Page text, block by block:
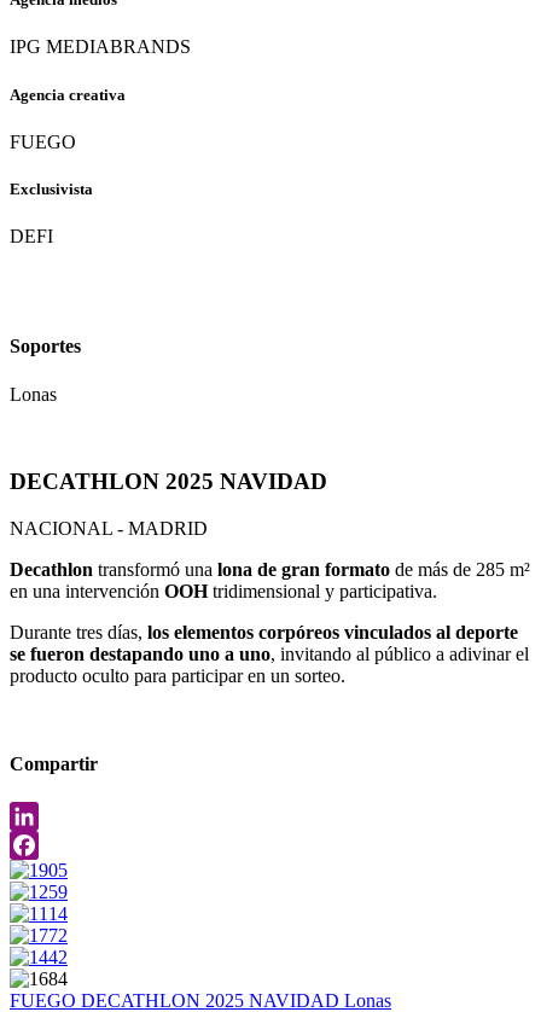
IPG MEDIABRANDS
Agencia creativa
FUEGO
Exclusivista
DEFI
Soportes
Lonas
DECATHLON 2025 NAVIDAD
NACIONAL - MADRID
Decathlon transformó una lona de gran formato de más de 285 m²
en una intervención OOHtridimensional y participativa.
Durante tres días, los elementos corpóreos vinculados al deporte
se fueron destapando uno a uno, invitando al público a adivinar el
producto oculto para participar en un sorteo.
Compartir
LinkedIn
Facebook
FUEGO DECATHLON 2025 NAVIDAD Lonas